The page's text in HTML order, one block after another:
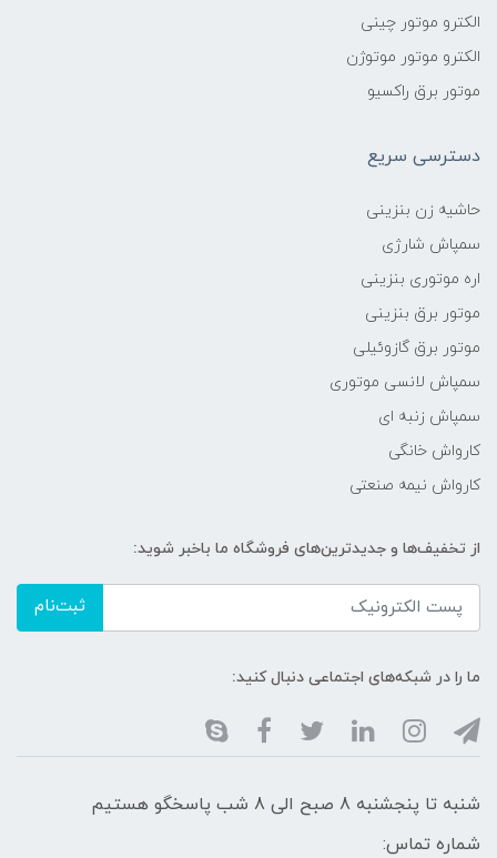
الکترو موتور چینی
الکترو موتور موتوژن
موتور برق راکسیو
دسترسی سریع
حاشیه زن بنزینی
سمپاش شارژی
اره موتوری بنزینی
موتور برق بنزینی
موتور برق گازوئیلی
سمپاش لانسی موتوری
سمپاش زنبه ای
کارواش خانگی
کارواش نیمه صنعتی
از تخفیف‌ها و جدیدترین‌های فروشگاه ما باخبر شوید:
ثبت‌نام
ما را در شبکه‌های اجتماعی دنبال کنید:
شنبه تا پنجشنبه 8 صبح الی 8 شب پاسخگو هستیم
شماره تماس: